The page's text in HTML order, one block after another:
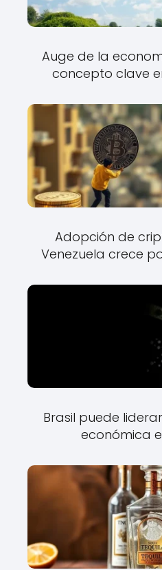
Auge de la
concepto clave
Adopción de
Venezuela crece
Brasil puede
económica